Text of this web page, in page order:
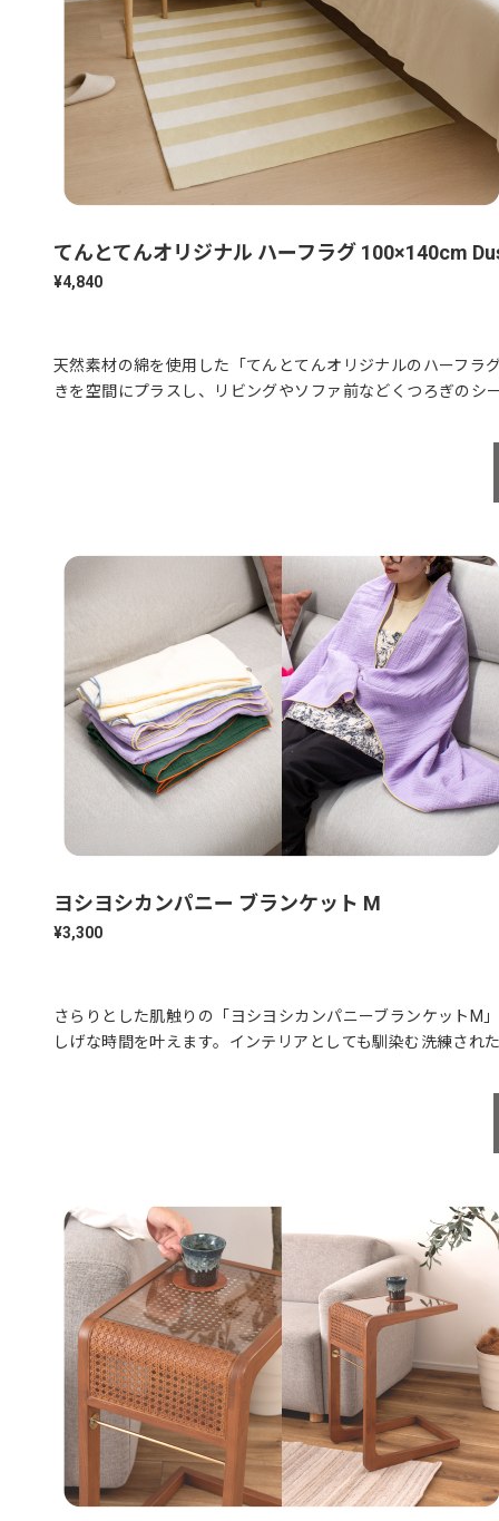
てんとてんオリジナル ハーフラグ 100×140cm
¥4,840
天然素材の綿を使用した「てんとてんオリジナルのハーフ
きを空間にプラスし、リビングやソファ前などくつろぎのシ
ヨシヨシカンパニー ブランケット M
¥3,300
さらりとした肌触りの「ヨシヨシカンパニーブランケットM
しげな時間を叶えます。インテリアとしても馴染む洗練され